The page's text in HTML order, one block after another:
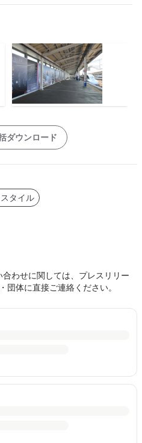
ダウンロード
タイル
わせに関しては、プレスリリー
団体に直接ご連絡ください。